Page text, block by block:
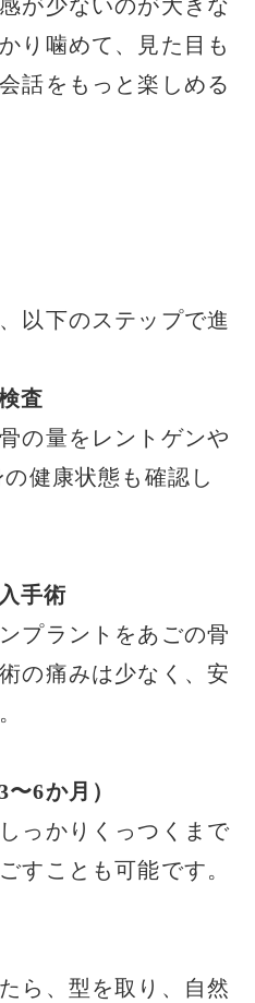
が少ないのが大きな
り噛めて、見た目も
話をもっと楽しめる
以下のステップで進
査
の量をレントゲンや
健康状態も確認し
手術
プラントをあごの骨
の痛みは少なく、安
6か月）
っかりくっつくまで
すことも可能です。
ら、型を取り、自然